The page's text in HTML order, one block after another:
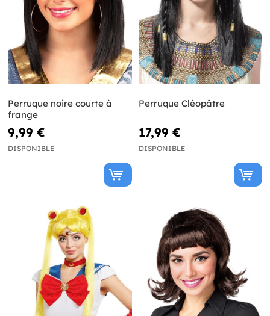
Perruque noire courte à
frange
9,99 €
DISPONIBLE
Perruque Cléopâtre
17,99 €
DISPONIBLE